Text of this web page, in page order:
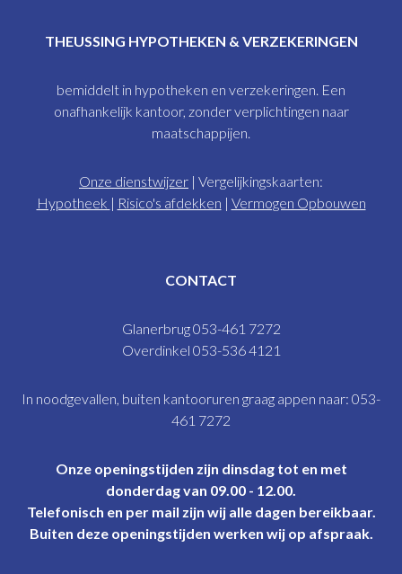
THEUSSING HYPOTHEKEN & VERZEKERINGEN
bemiddelt in hypotheken en verzekeringen. Een
onafhankelijk kantoor, zonder verplichtingen naar
maatschappijen.
Onze dienstwijzer | Vergelijkingskaarten:
Hypotheek | Risico's afdekken | Vermogen Opbouwen
CONTACT
Glanerbrug 053-461 7272
Overdinkel 053-536 4121
In noodgevallen, buiten kantooruren graag appen naar: 053-
461 7272
Onze openingstijden zijn dinsdag tot en met
donderdag van 09.00 - 12.00.
Telefonisch en per mail zijn wij alle dagen bereikbaar.
Buiten deze openingstijden werken wij op afspraak.